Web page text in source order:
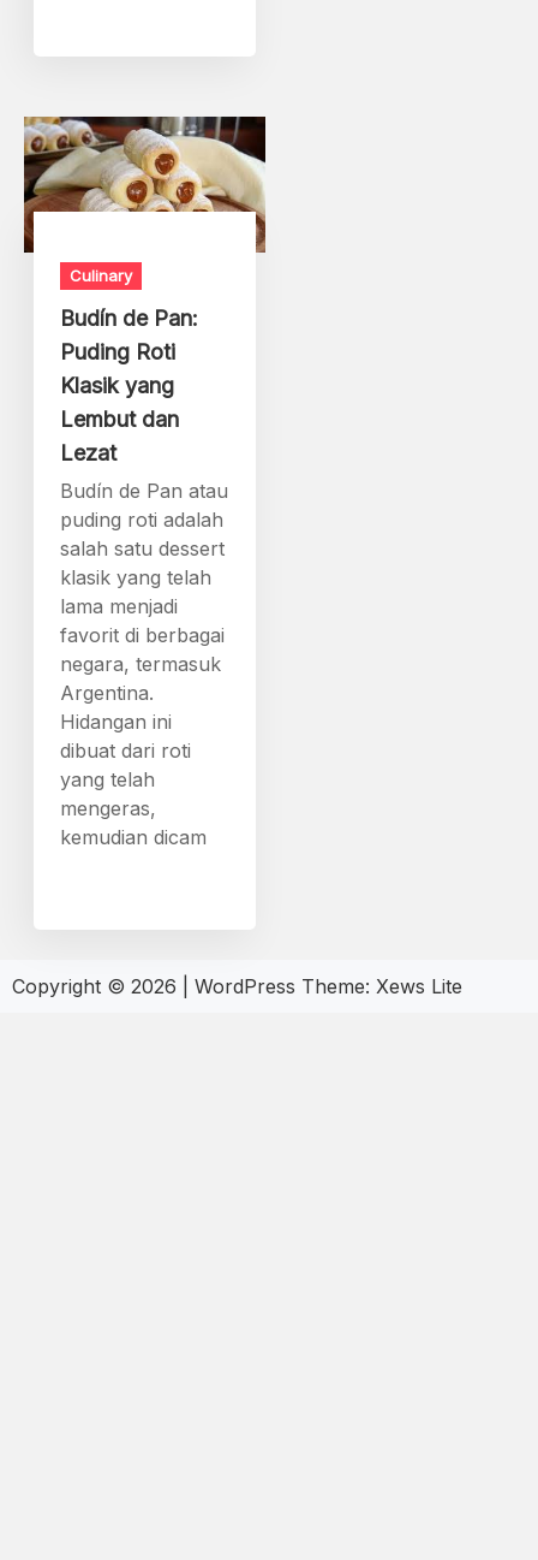
Culinary
Budín de Pan:
Puding Roti
Klasik yang
Lembut dan
Lezat
Budín de Pan atau
puding roti adalah
salah satu dessert
klasik yang telah
lama menjadi
favorit di berbagai
negara, termasuk
Argentina.
Hidangan ini
dibuat dari roti
yang telah
mengeras,
kemudian dicam
Copyright © 2026 WordPress Theme: Xews Lite